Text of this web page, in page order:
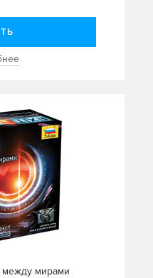
между мирами